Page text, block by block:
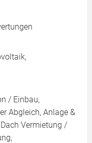
/ Einbau,
Abgleich, Anlage &
Vermietung /